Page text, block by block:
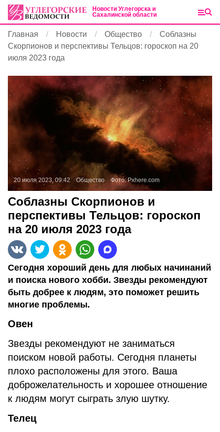
Новости Углегорска и
Сахалинской области
Главная Новости Общество
Соблазны
Скорпионов и перспективы Тельцов: гороскоп на 20
июля 2023 года
20 июля 2023, 09:42 Общество Фото:Pxhere.com
Соблазны Скорпионов и
перспективы Тельцов: гороскоп
на 20 июля 2023 года
Сегодня хороший день для любых начинаний
и поиска нового хобби. Звезды рекомендуют
быть добрее к людям, это поможет решить
многие проблемы.
Овен
Звезды рекомендуют не заниматься
поиском новой работы. Сегодня планеты
плохо расположены для этого. Ваша
доброжелательность и хорошее отношение
к людям могут сыграть злую шутку.
Телец